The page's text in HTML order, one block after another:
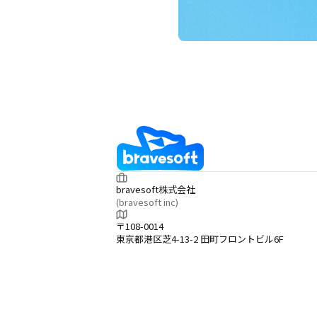
bravesoft株式会社
(bravesoft inc)
〒108-0014
東京都港区芝4-13-2 田町フロントビル6F